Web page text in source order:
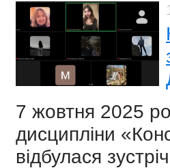
7 жовтня 2025
дисципліни
відбулася